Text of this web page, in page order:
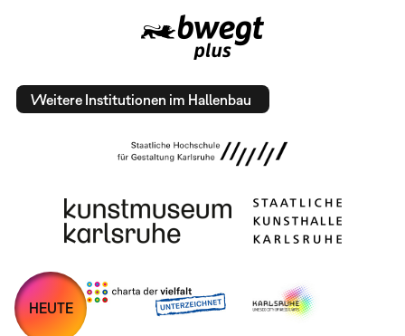
Weitere Institutionen im Hallenbau
HEUTE